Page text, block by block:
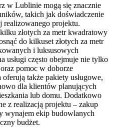
w Lublinie mogą się znacznie
takich jak doświadczenie
realizowanego projektu.
złotych za metr kwadratowy
do kilkuset złotych za metr
i luksusowych
usługi często obejmuje nie tylko
pomoc w doborze
także pakiety usługowe,
dla klientów planujących
lub domu. Dodatkowo
z realizacją projektu – zakup
wynajem ekip budowlanych
budżet.